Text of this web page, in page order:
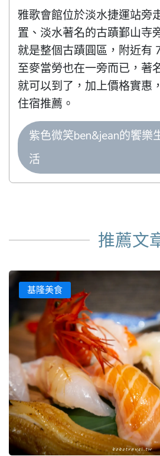
雅歌會館位於淡水捷運站旁
置、淡水著名的古蹟鄞山寺
就是整個古蹟圓區，附近有
至麥當勞也在一旁而已，著
就可以到了，加上價格實惠
住宿推薦。
紫色微笑ben&jean的饗樂
活
推薦文
基隆美食